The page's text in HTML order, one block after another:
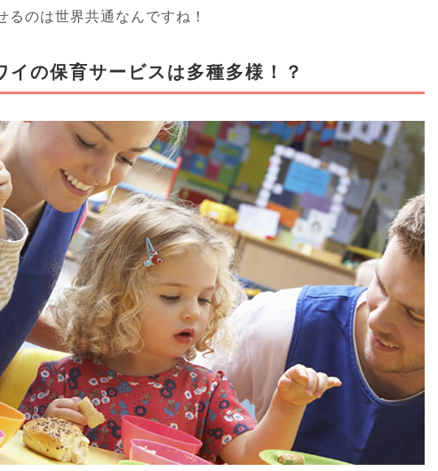
のは世界共通なんですね！
イの保育サービスは多種多様！？